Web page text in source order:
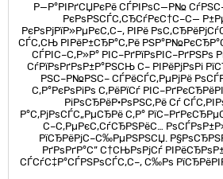
Р—Р°РІРґСЏРєРё СЃРІРѕС—Р№
РєРѕРЅСЃС‚СЂСѓРєС†С–С—
РєРѕРјРїР»РµРєС‚С–, РІРё
СЃС‚СЊ РІРёР±СЂР°С‚Рё
СЃРІС–С‚Р»Р° РІС–РґРїРѕРІС–РґРЅРѕ
СѓРїРѕРґРѕР±Р°РЅСЊ С– РІРёРјРѕРі
РЅС–Р№РЅС– СЃРёСЃС‚РµРјРё
С‚Р°РєРѕРіРѕ С‚РёРїСѓ
РіРѕСЂРёР·РѕРЅС‚Рё Сѓ
Р°С‚РјРѕСЃС„РµСЂРё С‚Р°
С–С‚РµРєС‚СѓСЂРЅРёС…
РїСЂРёРјС–С‰РµРЅРЅСЏ.
РґРѕРґР°С” С†СЊРѕРјСѓ
СЃСѓС‡Р°СЃРЅРѕСЃС‚С–, С‰Рѕ